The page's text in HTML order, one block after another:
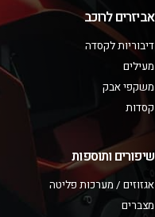
אביזרים לרוכב
דיבוריות לקסדה
מעילים
משקפי אבק
קסדות
שיפורים ותוספות
אגזוזים / מערכות פליטה
מצברים